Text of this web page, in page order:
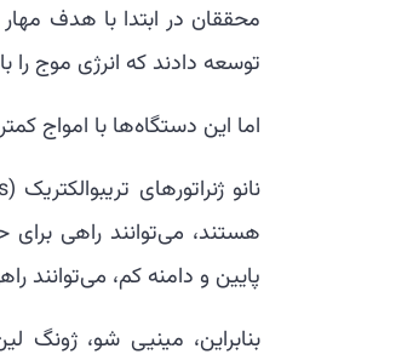
محققان در ابتدا با هدف
توسعه دادند که انرژی موج را
اما این دستگاه‌ها با امواج
هستند، می‌توانند راهی برای
پایین و دامنه کم، می‌توانند
بنابراین، مینیی شو، ژونگ